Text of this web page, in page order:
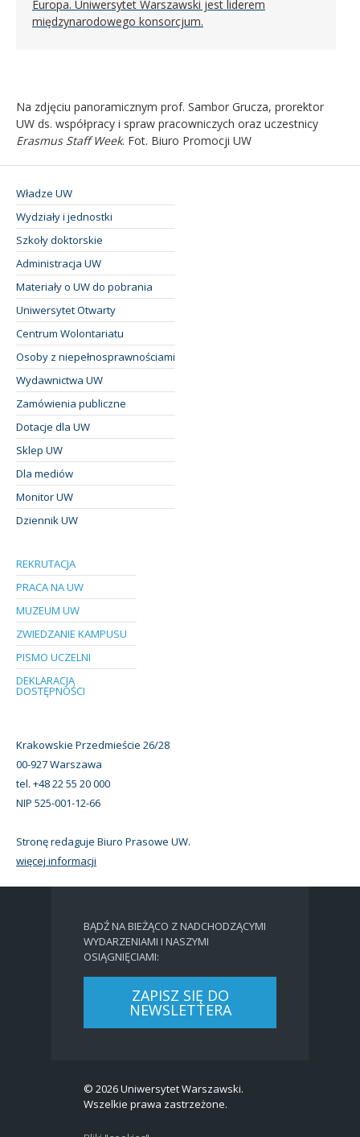
Europa. Uniwersytet Warszawski jest liderem
międzynarodowego konsorcjum.
Na zdjęciu panoramicznym prof. Sambor Grucza, prorektor
UW ds. współpracy i spraw pracowniczych oraz uczestnicy
Erasmus Staff Week. Fot. Biuro Promocji UW
Władze UW
Wydziały i jednostki
Szkoły doktorskie
Administracja UW
Materiały o UW do pobrania
Uniwersytet Otwarty
Centrum Wolontariatu
Osoby z niepełnosprawnościami
Wydawnictwa UW
Zamówienia publiczne
Dotacje dla UW
Sklep UW
Dla mediów
Monitor UW
Dziennik UW
REKRUTACJA
PRACA NA UW
MUZEUM UW
ZWIEDZANIE KAMPUSU
PISMO UCZELNI
DEKLARACJA
DOSTĘPNOŚCI
Krakowskie Przedmieście 26/28
00-927 Warszawa
tel. +48 22 55 20 000
NIP 525-001-12-66
Stronę redaguje Biuro Prasowe UW.
więcej informacji
BĄDŹ NA BIEŻĄCO Z NADCHODZĄCYMI
WYDARZENIAMI I NASZYMI
OSIĄGNIĘCIAMI:
ZAPISZ SIĘ DO
NEWSLETTERA
© 2026 Uniwersytet Warszawski.
Wszelkie prawa zastrzeżone.